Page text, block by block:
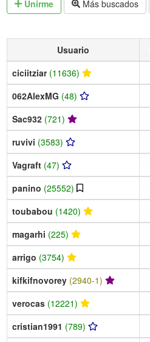
Unirme Más buscados
Usuario
ciciitziar (11636)
062AlexMG (48)
Sac932 (721)
ruvivi (3583)
Vagraft (47)
panino (25552)
toubabou (1420)
magarhi (225)
arrigo (3754)
kifkifnovorey (2940-1)
verocas (12221)
cristian1991 (789)